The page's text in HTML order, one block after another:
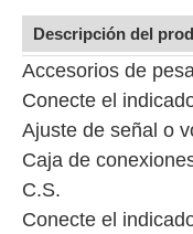
Descripción del
Accesorios de
Conecte el
Ajuste de señal o
Caja de
C.S.
Conecte el